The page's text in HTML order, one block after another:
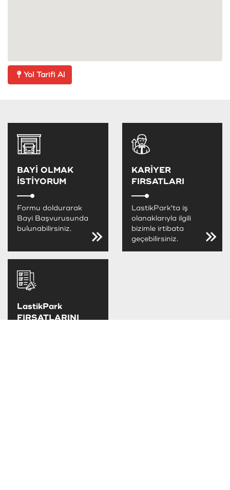
Yol Tarifi Al
BAYİ OLMAK
İSTİYORUM
Formu doldurarak
Bayi Başvurusunda
bulunabilirsiniz.
KARİYER
FIRSATLARI
LastikPark'ta iş
olanaklarıyla ilgili
bizimle irtibata
geçebilirsiniz.
LastikPark
FIRSATLARINI